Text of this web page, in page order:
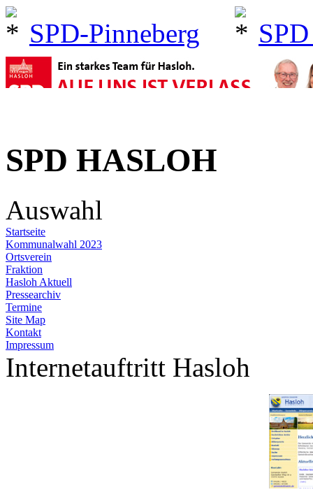
SPD-Pinneberg
SPD HASLOH
Auswahl
Startseite
Kommunalwahl 2023
Ortsverein
Fraktion
Hasloh Aktuell
Pressearchiv
Termine
Site Map
Kontakt
Impressum
Internetauftritt Hasloh